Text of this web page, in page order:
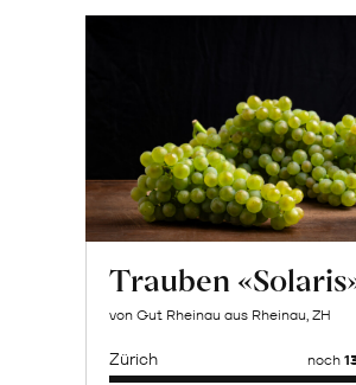
Trauben
von Gut Rheinau aus Rheinau, ZH
Zürich noch